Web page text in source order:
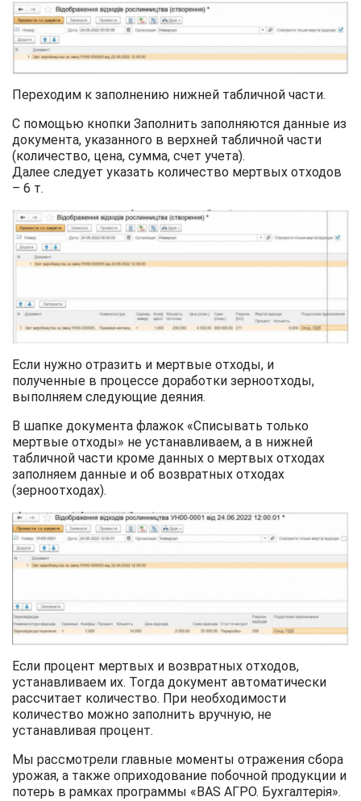
Переходим к заполнению нижней табличной части.
С помощью кнопки Заполнить заполняются данные из
документа, указанного в верхней табличной части
(количество, цена, сумма, счет учета).
Далее следует указать количество мертвых отходов
– 6 т.
Если нужно отразить и мертвые отходы, и
полученные в процессе доработки зерноотходы,
выполняем следующие деяния.
В шапке документа флажок «Списывать только
мертвые отходы» не устанавливаем, а в нижней
табличной части кроме данных о мертвых отходах
заполняем данные и об возвратных отходах
(зерноотходах).
Если процент мертвых и возвратных отходов,
устанавливаем их. Тогда документ автоматически
рассчитает количество. При необходимости
количество можно заполнить вручную, не
устанавливая процент.
Мы рассмотрели главные моменты отражения сбора
урожая, а также оприходование побочной продукции и
потерь в рамках программы «BAS АГРО. Бухгалтерія».